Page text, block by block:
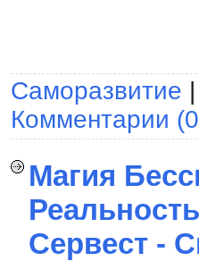
Саморазвитие
Комментарии
Магия
Сервест -